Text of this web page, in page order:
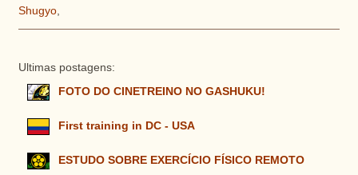
Shugyo,
Ultimas postagens:
FOTO DO CINETREINO NO GASHUKU!
First training in DC - USA
ESTUDO SOBRE EXERCÍCIO FÍSICO REMOTO